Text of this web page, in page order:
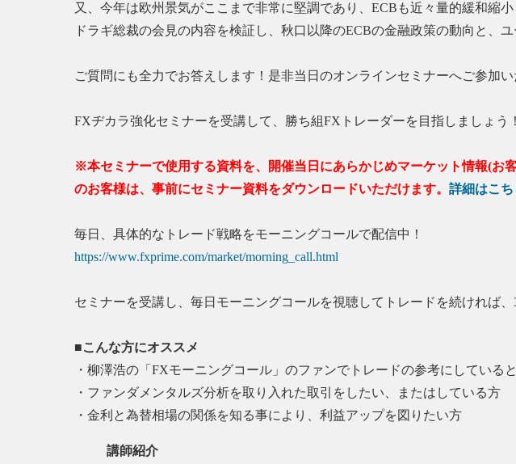
又、今年は欧州景気がここまで非常に堅調であり、ECBも近々量的緩和縮
ドラギ総裁の会見の内容を検証し、秋口以降のECBの金融政策の動向と、
ご質問にも全力でお答えします！是非当日のオンラインセミナーへご参加
FXヂカラ強化セミナーを受講して、勝ち組FXトレーダーを目指しましょう！
※本セミナーで使用する資料を、開催当日にあらかじめマーケット情報(お
のお客様は、事前にセミナー資料をダウンロードいただけます。 詳細はこち
毎日、具体的なトレード戦略をモーニングコールで配信中！
https://www.fxprime.com/market/morning_call.html
セミナーを受講し、毎日モーニングコールを視聴してトレードを続ければ
■こんな方にオススメ
・柳澤浩の「FXモーニングコール」のファンでトレードの参考にしている
・ファンダメンタルズ分析を取り入れた取引をしたい、またはしている方
・金利と為替相場の関係を知る事により、利益アップを図りたい方
講師紹介